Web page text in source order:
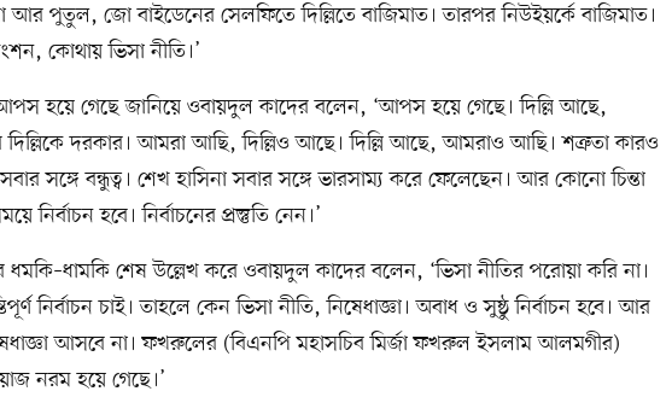
আর পুতুল, জো বাইডেনের সেলফিতে দিল্লিতে বাজিমাত। তারপর নিউইয়র্কে বাজিমাত।
কোথায় ভিসা নীতি।’
হয়ে গেছে জানিয়ে ওবায়দুল কাদের বলেন, ‘আপস হয়ে গেছে। দিল্লি আছে,
দরকার। আমরা আছি, দিল্লিও আছে। দিল্লি আছে, আমরাও আছি। শত্রুতা কারও
সঙ্গে বন্ধুত্ব। শেখ হাসিনা সবার সঙ্গে ভারসাম্য করে ফেলেছেন। আর কোনো চিন্তা
নির্বাচন হবে। নির্বাচনের প্রস্তুতি নেন।’
ধমকি–ধামকি শেষ উল্লেখ করে ওবায়দুল কাদের বলেন, ‘ভিসা নীতির পরোয়া করি না।
নির্বাচন চাই। তাহলে কেন ভিসা নীতি, নিষেধাজ্ঞা। অবাধ ও সুষ্ঠু নির্বাচন হবে। আর
আসবে না। ফখরুলের (বিএনপি মহাসচিব মির্জা ফখরুল ইসলাম আলমগীর)
নরম হয়ে গেছে।’